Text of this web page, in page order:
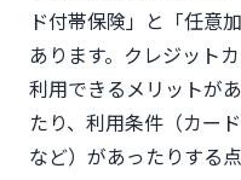
ド付帯保険」と「任意
あります。クレジット
利用できるメリットが
たり、利用条件（カー
など）があったりする